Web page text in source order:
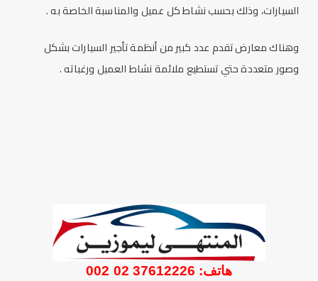
السيارات، وذلك بحسب نشاط كل عميل والمناسبة الخاصة به .
وهناك معارض تقدم عدد كبير من أنظمة تأجير السيارات بشكل
وصور متعددة حتي تستطيع ملائمة نشاط العميل ورغباته .
هاتف: 37612226 02 002